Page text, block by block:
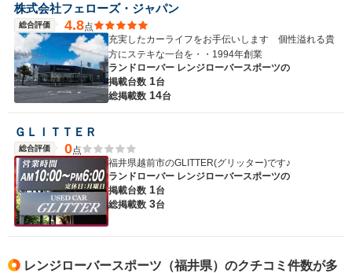
株式会社フェローズ・ジャパン
総合評価 4.8点
充実したカーライフをお手伝いします 個性溢れる貴
方にステキな一台を・・1994年創業
ランドローバー レンジローバースポーツの
掲載台数 1台
総掲載数 14台
ＧＬＩＴＴＥＲ
総合評価 0点
福井県越前市のGLITTER(グリッター)です♪
ランドローバー レンジローバースポーツの
掲載台数 1台
総掲載数 3台
レンジローバースポーツ（福井県）のクチコミ件数が多